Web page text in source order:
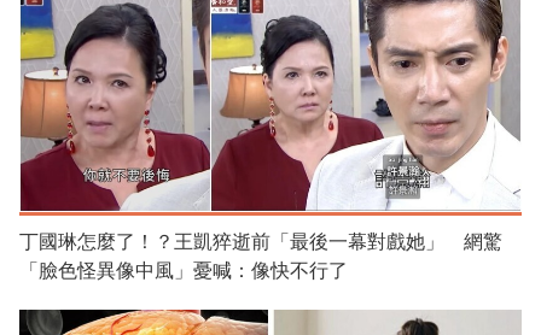
丁國琳怎麼了！？王凱猝逝前「最後一幕對戲她」 網驚
「臉色怪異像中風」憂喊：像快不行了